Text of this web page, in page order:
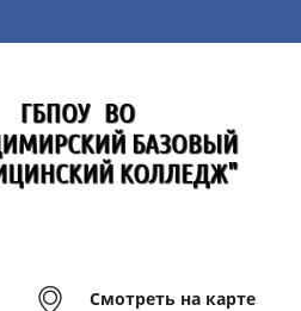
Смотреть на карте